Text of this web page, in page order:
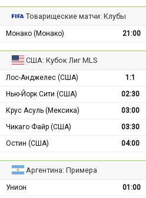
Товарищеские матчи: Клубы
Монако (Монако) 21:00
США: Кубок Лиг MLS
Лос-Анджелес (США) 1:1
Нью-Йорк Сити (США)
02:30
Крус Асуль (Мексика)
03:00
Чикаго Файр (США)
03:30
Остин (США)
04:00
Аргентина: Примера
Унион 01:00